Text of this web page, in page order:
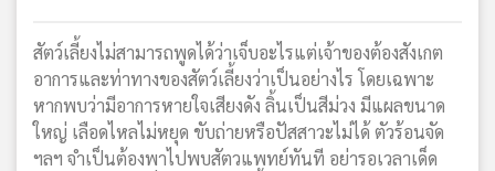
สัตว์เลี้ยงไม่สามารถพูดได้ว่าเจ็บอะไรแต่เจ้าของต้องสังเกต
อาการและท่าทางของสัตว์เลี้ยงว่าเป็นอย่างไร โดยเฉพาะ
หากพบว่ามีอาการหายใจเสียงดัง ลิ้นเป็นสีม่วง มีแผลขนาด
ใหญ่ เลือดไหลไม่หยุด ขับถ่ายหรือปัสสาวะไม่ได้ ตัวร้อนจัด
ฯลฯ จำเป็นต้องพาไปพบสัตวแพทย์ทันที อย่ารอเวลาเด็ด